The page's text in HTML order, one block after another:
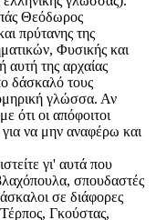
Θεόδωρος
πρύτανης της
Φυσικής και
αυτή της αρχαίας
δάσκαλό τους
γλώσσα. Αν
ότι οι απόφοιτοι
να μην αναφέρω και
γι' αυτά που
σπουδαστές
σε διάφορες
Γκούστας,